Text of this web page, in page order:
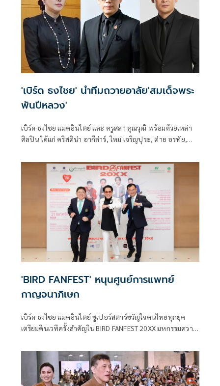
'เบิร์ด ธงไชย' นำทีมถวายอาลัย'สมเด็จพระ
พันปีหลวง'
เบิร์ด-ธงไชย แมคอินไตย์ และ ครูสลา คุณวุฒิ พร้อมด้วยเหล่า
ศิลปิน ได้แก่ คริสติน่า อากีล่าร์, ใหม่ เจริญปุระ, ต่าย อรทัย,
สวรรคตของ สมเด็จพระนางเจ้าสิริกิติ์ พระบรมราชินีนาถ
พระบรมราชชนนีพันปีหลวง และน้อมรำลึกในพระ
มหากรุณาธิคุณอันหาที่สุดมิได้ ที่ทรงบำเพ็ญพระราชกรณียกิจ
เพื่อประโยชน์สุขของปวงชนชาวไทย ทั้งด้านการส่งเสริมอาชีพ
การอนุรักษ์ศิลปวัฒนธรรม และการดูแลประชาชนผู้ด้อยโอกาส
ตลอดระยะเวลายาวนาน
'BIRD FANFEST' หนุนศูนย์การแพทย์
กาญจนาภิเษก
เบิร์ด-ธงไชย แมคอินไตย์ ซูเปอร์สตาร์ขวัญใจคนไทยทุกยุค
เตรียมคืนเวทีครั้งสำคัญใน BIRD FANFEST 20XX มหกรรมความ
2568 เวลา 20.00 น. ณ อิมแพ็ค อารีน่า เมืองทองธานี ซึ่งเป็น
รอบพิเศษเพื่อการกุศล โดยรายได้จากการจำหน่ายบัตรรอบดัง
กล่าวจะนำไปสมทบทุนสร้างอาคารหอผู้ป่วยในแห่งใหม่ของ